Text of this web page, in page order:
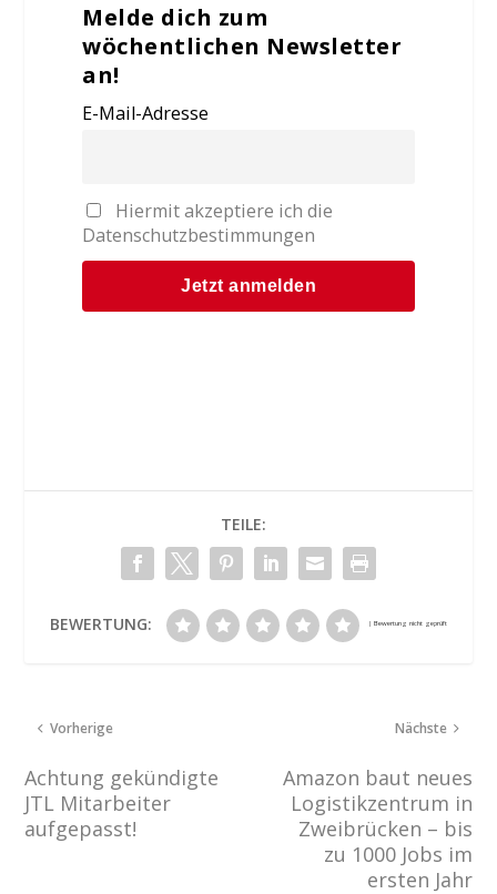
Melde dich zum
wöchentlichen Newsletter
an!
E-Mail-Adresse
Hiermit akzeptiere ich die
Datenschutzbestimmungen
TEILE:
BEWERTUNG:
Vorherige
Achtung gekündigte
JTL Mitarbeiter
aufgepasst!
Nächste
Amazon baut neues
Logistikzentrum in
Zweibrücken – bis
zu 1000 Jobs im
ersten Jahr